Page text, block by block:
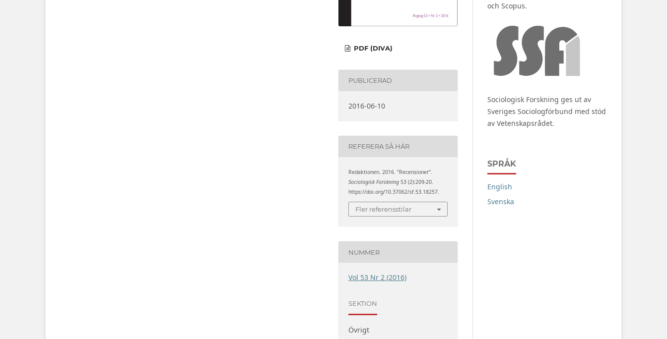
PDF (DIVA)
PUBLICERAD
2016-06-10
REFERERA SÅ HÄR
Redaktionen. 2016. ”Recensioner”.
Sociologisk Forskning 53 (2):209-20.
https://doi.org/10.37062/sf.53.18257.
Fler referensstilar
NUMMER
Vol 53 Nr 2 (2016)
SEKTION
Övrigt
och Scopus.
Sociologisk Forskning ges ut av
Sveriges Sociologförbund med stöd
av Vetenskapsrådet.
SPRÅK
English
Svenska